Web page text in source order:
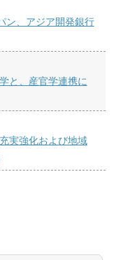
ン、アジア開発銀行
と、産官学連携に
実強化および地域